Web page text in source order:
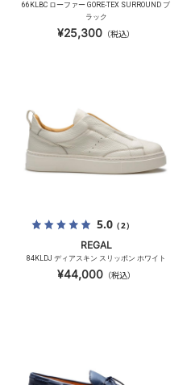
66KLBC ローファー GORE-TEX SURROUND ブ
ラック
¥25,300 （税込）
5.0（2）
REGAL
84KLDJ ディアスキン スリッポン ホワイト
¥44,000（税込）